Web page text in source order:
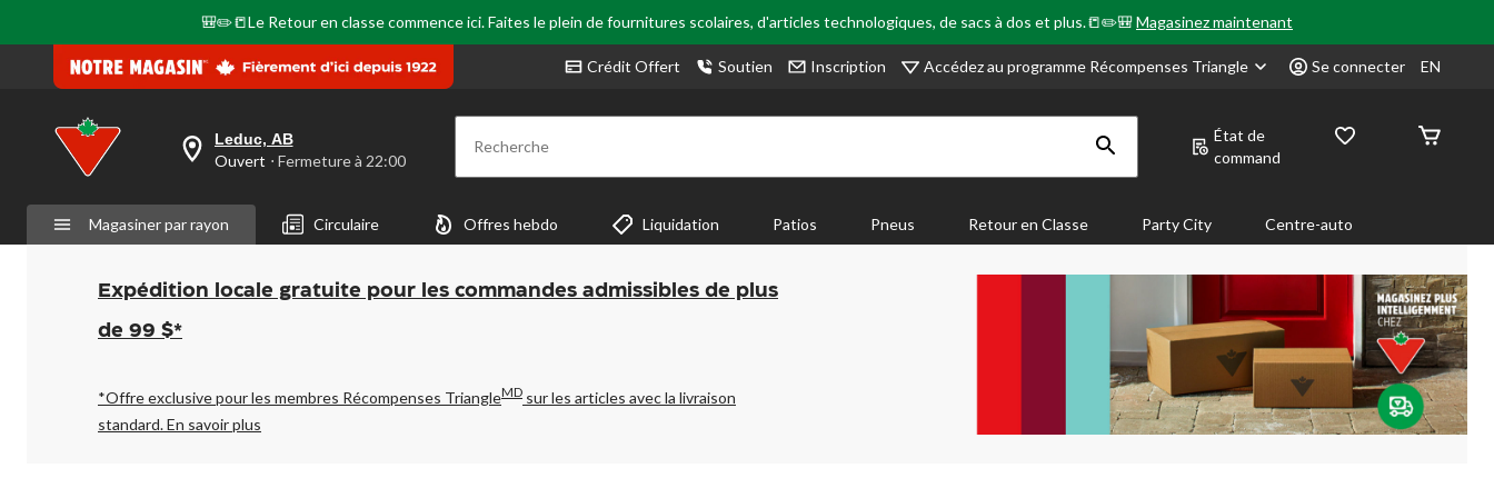
🎒✏️📒Le Retour en classe commence ici. Faites le plein de fournitures scolaires, d'articles technologiques, de sacs à dos et plus.📒✏️🎒Magasinez maintenant
Crédit Offert Soutien Inscription Accédez au programme Récompenses Triangle Se connecter EN
votre
est
Leduc,
AB,
Ouvert,
Fermeture
à
pour
changer
Leduc, AB
Ouvert ⋅ Fermeture à 22:00 Recherche
État de
command
Magasiner par rayon Circulaire Offres hebdo Liquidation Patios Pneus Retour en Classe Party City Centre-auto
Expédition locale gratuite pour les commandes admissibles de plus
de 99 $*
*Offre exclusive pour les membres Récompenses TriangleMD sur les articles avec la livraison
standard.En savoir plus